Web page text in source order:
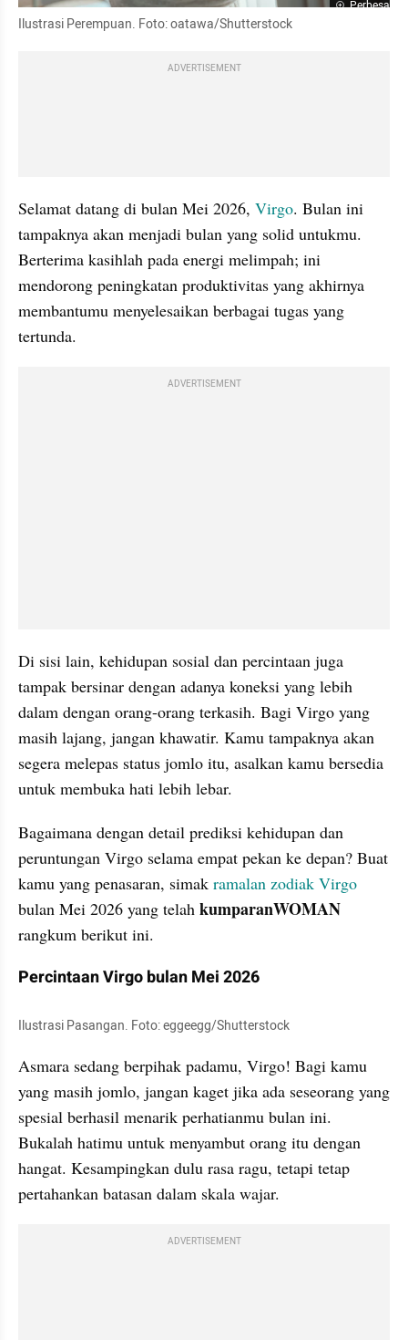
Perbesar
Ilustrasi Perempuan. Foto: oatawa/Shutterstock
ADVERTISEMENT
Selamat datang di bulan Mei 2026, Virgo. Bulan ini
tampaknya akan menjadi bulan yang solid untukmu.
Berterima kasihlah pada energi melimpah; ini
mendorong peningkatan produktivitas yang akhirnya
membantumu menyelesaikan berbagai tugas yang
tertunda.
ADVERTISEMENT
Di sisi lain, kehidupan sosial dan percintaan juga
tampak bersinar dengan adanya koneksi yang lebih
dalam dengan orang-orang terkasih. Bagi Virgo yang
masih lajang, jangan khawatir. Kamu tampaknya akan
segera melepas status jomlo itu, asalkan kamu bersedia
untuk membuka hati lebih lebar.
Bagaimana dengan detail prediksi kehidupan dan
peruntungan Virgo selama empat pekan ke depan? Buat
kamu yang penasaran, simak ramalan zodiak Virgo
bulan Mei 2026 yang telah
rangkum berikut ini.
Percintaan Virgo bulan Mei 2026
Ilustrasi Pasangan. Foto: eggeegg/Shutterstock
Asmara sedang berpihak padamu, Virgo! Bagi kamu
yang masih jomlo, jangan kaget jika ada seseorang yang
spesial berhasil menarik perhatianmu bulan ini.
Bukalah hatimu untuk menyambut orang itu dengan
hangat. Kesampingkan dulu rasa ragu, tetapi tetap
pertahankan batasan dalam skala wajar.
ADVERTISEMENT